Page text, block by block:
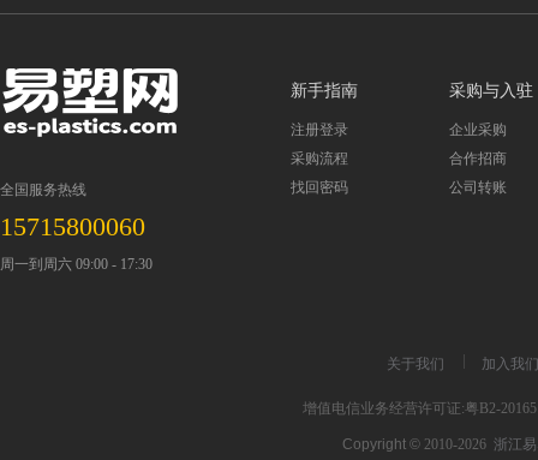
全国服务热线
15715800060
周一到周六 09:00 - 17:30
新手指南
注册登录
采购流程
找回密码
采购与入驻
企业采购
合作招商
公司转账
关于我们 加入我们
增值电信业务经营许可证:粤B2-
Copyright © 2010-2026 浙江